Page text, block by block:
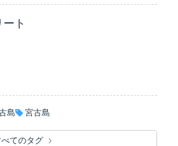
ト
島 宮古島
てのタグ